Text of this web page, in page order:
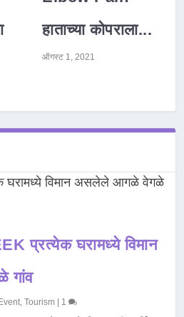
हाताच्या कोपराला...
ऑगस्ट 1, 2021
प्रत्येक घरामध्ये विमान
गांव
Event,Tourism 1